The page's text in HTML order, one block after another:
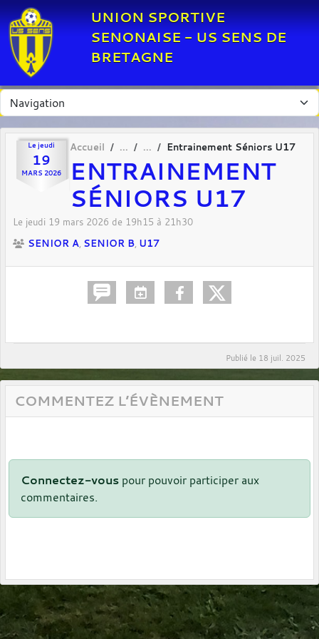
UNION SPORTIVE
SENONAISE - US SENS DE
BRETAGNE
Le jeudi
19
MARS 2026
Accueil Entrainement Séniors U17
ENTRAINEMENT
SÉNIORS U17
Le jeudi 19 mars 2026 de 19h15 à 21h30
SENIOR A SENIOR B U17
Publié le 18 juil. 2025
COMMENTEZ L’ÉVÈNEMENT
Connectez-vous pour pouvoir participer aux
commentaires.
Panneau de gestion des cookies